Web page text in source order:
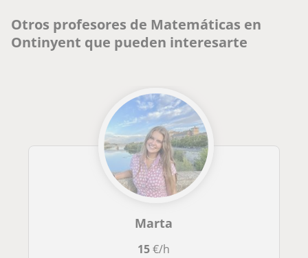
Otros profesores de Matemáticas en
Ontinyent que pueden interesarte
Marta
15€/h